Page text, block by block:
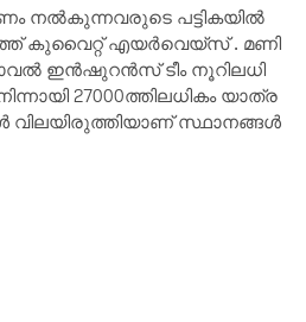
ന​ൽ​കു​ന്ന​വ​രു​ടെ പ​ട്ടി​ക​യി​ൽ
കുവൈറ്റ് എയർവെയ്‌സ് . മ​ണി
ഇ​ൻ​ഷുറ​ൻ​സ് ടീം നൂറില​ധി​
27000ത്തി​ല​ധി​കം യാ​ത്ര​
വി​ല​യി​രു​ത്തി​യാ​ണ് സ്ഥാ​ന​ങ്ങ​ൾ